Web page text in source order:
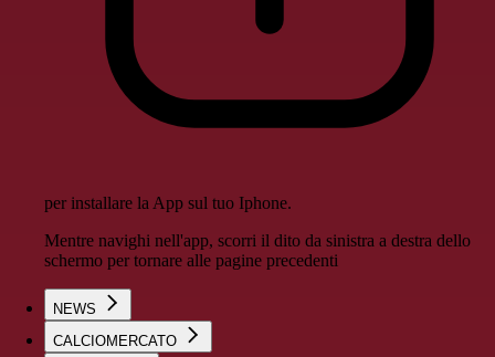
per installare la App sul tuo Iphone.
Mentre navighi nell'app, scorri il dito da sinistra a destra dello
schermo per tornare alle pagine precedenti
NEWS
CALCIOMERCATO